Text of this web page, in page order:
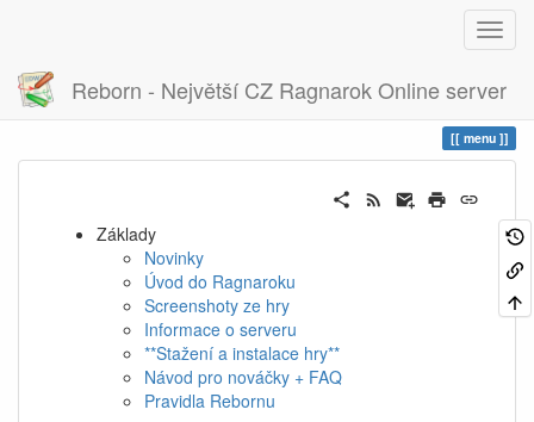
Reborn - Největší CZ Ragnarok Online server
Historie menu
menu
Základy
Novinky
Úvod do Ragnaroku
Screenshoty ze hry
Informace o serveru
**Stažení a instalace hry**
Návod pro nováčky + FAQ
Pravidla Rebornu